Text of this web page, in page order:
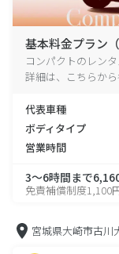
基本料金プラン（
コンパクトのレン
詳細は、こちらから
代表車種
ボディタイプ
営業時間
3～6時間まで
免責補償制度1,100
宮城県大崎市古川